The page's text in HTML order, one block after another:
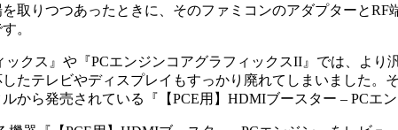
取りつつあったときに、そのファミコンのアダプターと
。
クス』や『PCエンジンコアグラフィックスII』では、より
たテレビやディスプレイもすっかり廃れてしまいました。
から発売されている『【PCE用】HDMIブースター – PCエン